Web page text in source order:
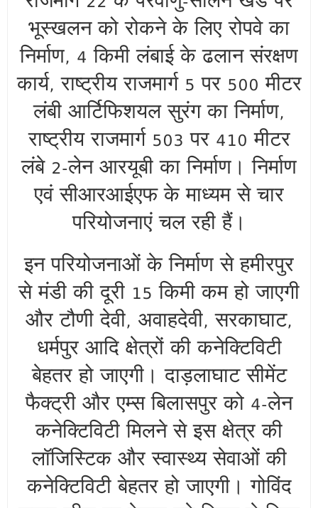
भूस्खलन को रोकने के लिए रोपवे का
निर्माण, 4 किमी लंबाई के ढलान संरक्षण
कार्य, राष्ट्रीय राजमार्ग 5 पर 500 मीटर
लंबी आर्टिफिशयल सुरंग का निर्माण,
राष्ट्रीय राजमार्ग 503 पर 410 मीटर
लंबे 2-लेन आरयूबी का निर्माण। निर्माण
एवं सीआरआईएफ के माध्यम से चार
परियोजनाएं चल रही हैं।
इन परियोजनाओं के निर्माण से हमीरपुर
से मंडी की दूरी 15 किमी कम हो जाएगी
और टौणी देवी, अवाहदेवी, सरकाघाट,
धर्मपुर आदि क्षेत्रों की कनेक्टिविटी
बेहतर हो जाएगी। दाड़लाघाट सीमेंट
फैक्ट्री और एम्स बिलासपुर को 4-लेन
कनेक्टिविटी मिलने से इस क्षेत्र की
लॉजिस्टिक और स्वास्थ्य सेवाओं की
कनेक्टिविटी बेहतर हो जाएगी। गोविंद